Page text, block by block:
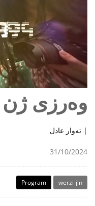
وەرزی ژن
تەوار عادل |
31/10/2024
Program werzi-jin